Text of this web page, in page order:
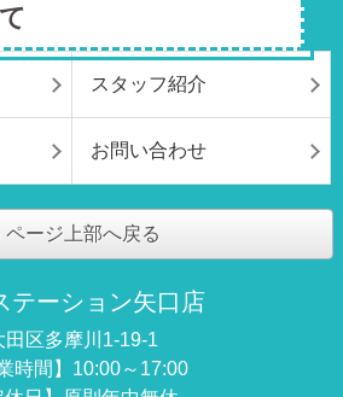
スタッフ紹介
お問い合わせ
ページ上部へ戻る
テーション矢口店
田区多摩川1-19-1
時間】10:00～17:00